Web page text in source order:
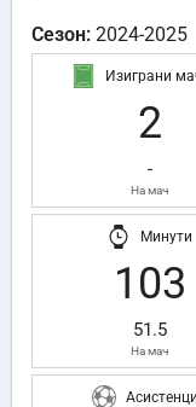
Сезон: 2024-2025
Изиграни
2
-
На мач
Минути
103
51.5
На мач